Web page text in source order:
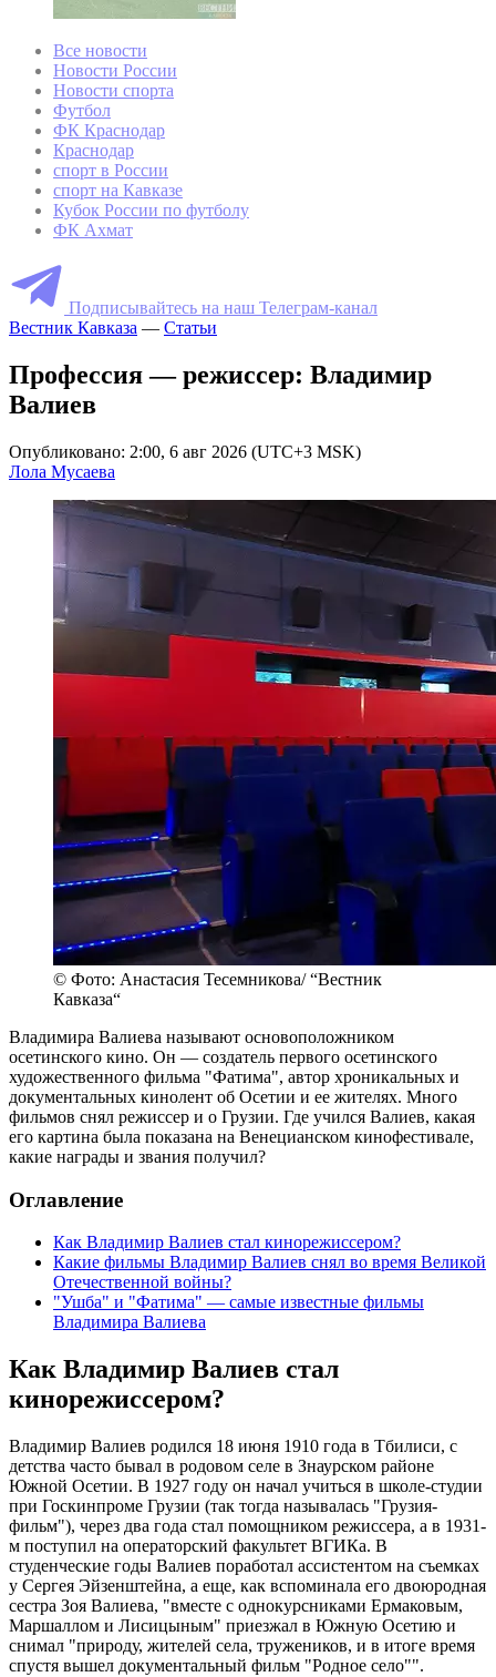
Все новости
Новости России
Новости спорта
Футбол
ФК Краснодар
Краснодар
спорт в России
спорт на Кавказе
Кубок России по футболу
ФК Ахмат
Подписывайтесь на наш Телеграм-канал
Вестник Кавказа — Статьи
Профессия — режиссер: Владимир
Валиев
Опубликовано: 2:00, 6 авг 2026 (UTC+3 MSK)
Лола Мусаева
© Фото: Анастасия Тесемникова/ “Вестник
Кавказа“
Владимира Валиева называют основоположником
осетинского кино. Он — создатель первого осетинского
художественного фильма "Фатима", автор хроникальных и
документальных кинолент об Осетии и ее жителях. Много
фильмов снял режиссер и о Грузии. Где учился Валиев, какая
его картина была показана на Венецианском кинофестивале,
какие награды и звания получил?
Оглавление
Как Владимир Валиев стал кинорежиссером?
Какие фильмы Владимир Валиев снял во время Великой
Отечественной войны?
"Ушба" и "Фатима" — самые известные фильмы
Владимира Валиева
Как Владимир Валиев стал
кинорежиссером?
Владимир Валиев родился 18 июня 1910 года в Тбилиси, с
детства часто бывал в родовом селе в Знаурском районе
Южной Осетии. В 1927 году он начал учиться в школе-студии
при Госкинпроме Грузии (так тогда называлась "Грузия-
фильм"), через два года стал помощником режиссера, а в 1931-
м поступил на операторский факультет ВГИКа. В
студенческие годы Валиев поработал ассистентом на съемках
у Сергея Эйзенштейна, а еще, как вспоминала его двоюродная
сестра Зоя Валиева, "вместе с однокурсниками Ермаковым,
Маршаллом и Лисицыным" приезжал в Южную Осетию и
снимал "природу, жителей села, тружеников, и в итоге время
спустя вышел документальный фильм "Родное село"".